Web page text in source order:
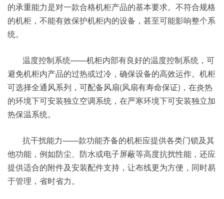
的承重能力是对一款合格机柜产品的基本要求。不符合规格
的机柜，不能有效保护机柜内的设备，甚至可能影响整个系
统。
温度控制系统——机柜内部有良好的温度控制系统，可
避免机柜内产品的过热或过冷，确保设备的高效运作。机柜
可选择全通风系列，可配备风扇(风扇有寿命保证)，在炎热
的环境下可安装独立空调系统，在严寒环境下可安装独立加
热保温系统。
抗干扰能力——款功能齐备的机柜应提供各类门锁及其
他功能，例如防尘、防水或电子屏蔽等高度抗扰性能，还应
提供适合的附件及安装配件支持，让布线更为方便，同时易
于管理，省时省力。